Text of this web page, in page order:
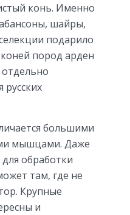
конь. Именно
шайры,
подарило
пород арден
большими
мышцами. Даже
обработки
там, где не
Крупные
и